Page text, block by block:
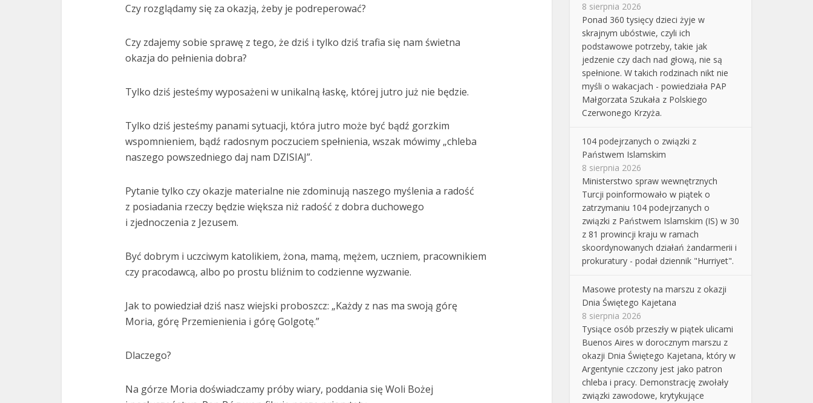
Czy rozglądamy się za okazją, żeby je podreperować?
Czy zdajemy sobie sprawę z tego, że dziś i tylko dziś trafia się nam świetna
okazja do pełnienia dobra?
Tylko dziś jesteśmy wyposażeni w unikalną łaskę, której jutro już nie będzie.
Tylko dziś jesteśmy panami sytuacji, która jutro może być bądź gorzkim
wspomnieniem, bądź radosnym poczuciem spełnienia, wszak mówimy „chleba
naszego powszedniego daj nam DZISIAJ”.
Pytanie tylko czy okazje materialne nie zdominują naszego myślenia a radość
z posiadania rzeczy będzie większa niż radość z dobra duchowego
i zjednoczenia z Jezusem.
Być dobrym i uczciwym katolikiem, żona, mamą, mężem, uczniem, pracownikiem
czy pracodawcą, albo po prostu bliźnim to codzienne wyzwanie.
Jak to powiedział dziś nasz wiejski proboszcz: „Każdy z nas ma swoją górę
Moria, górę Przemienienia i górę Golgotę.”
Dlaczego?
Na górze Moria doświadczamy próby wiary, poddania się Woli Bożej
8 sierpnia 2026
Ponad 360 tysięcy dzieci żyje w
skrajnym ubóstwie, czyli ich
podstawowe potrzeby, takie jak
jedzenie czy dach nad głową, nie są
spełnione. W takich rodzinach nikt nie
myśli o wakacjach - powiedziała PAP
Małgorzata Szukała z Polskiego
Czerwonego Krzyża.
104 podejrzanych o związki z
Państwem Islamskim
8 sierpnia 2026
Ministerstwo spraw wewnętrznych
Turcji poinformowało w piątek o
zatrzymaniu 104 podejrzanych o
związki z Państwem Islamskim (IS) w 30
z 81 prowincji kraju w ramach
skoordynowanych działań żandarmerii i
prokuratury - podał dziennik "Hurriyet".
Masowe protesty na marszu z okazji
Dnia Świętego Kajetana
8 sierpnia 2026
Tysiące osób przeszły w piątek ulicami
Buenos Aires w dorocznym marszu z
okazji Dnia Świętego Kajetana, który w
Argentynie czczony jest jako patron
chleba i pracy. Demonstrację zwołały
związki zawodowe, krytykujące